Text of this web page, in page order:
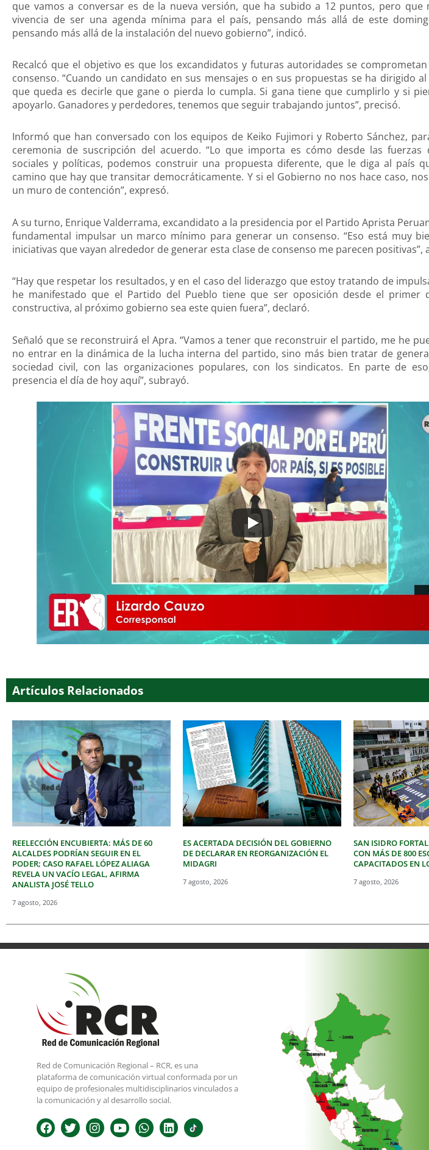
que vamos a conversar es de la nueva versión, que ha subido a 12 puntos, pero que
vivencia de ser una agenda mínima para el país, pensando más allá de este
pensando más allá de la instalación del nuevo gobierno”, indicó.
Recalcó que el objetivo es que los excandidatos y futuras autoridades se
consenso. “Cuando un candidato en sus mensajes o en sus propuestas se ha dirigido
que queda es decirle que gane o pierda lo cumpla. Si gana tiene que cumplirlo y si
apoyarlo. Ganadores y perdedores, tenemos que seguir trabajando juntos”, precisó.
Informó que han conversado con los equipos de Keiko Fujimori y Roberto Sánchez,
ceremonia de suscripción del acuerdo. “Lo que importa es cómo desde las fuerzas
sociales y políticas, podemos construir una propuesta diferente, que le diga al país
camino que hay que transitar democráticamente. Y si el Gobierno no nos hace caso,
un muro de contención”, expresó.
A su turno, Enrique Valderrama, excandidato a la presidencia por el Partido Aprista
fundamental impulsar un marco mínimo para generar un consenso. “Eso está muy
iniciativas que vayan alrededor de generar esta clase de consenso me parecen positivas”,
“Hay que respetar los resultados, y en el caso del liderazgo que estoy tratando de
he manifestado que el Partido del Pueblo tiene que ser oposición desde el primer
constructiva, al próximo gobierno sea este quien fuera”, declaró.
Señaló que se reconstruirá el Apra. “Vamos a tener que reconstruir el partido, me he
no entrar en la dinámica de la lucha interna del partido, sino más bien tratar de
sociedad civil, con las organizaciones populares, con los sindicatos. En parte de
presencia el día de hoy aquí”, subrayó.
Artículos Relacionados
REELECCIÓN ENCUBIERTA: MÁS DE 60
ALCALDES PODRÍAN SEGUIR EN EL
PODER; CASO RAFAEL LÓPEZ ALIAGA
REVELA UN VACÍO LEGAL, AFIRMA
ANALISTA JOSÉ TELLO
7 agosto, 2026
ES ACERTADA DECISIÓN DEL GOBIERNO
DE DECLARAR EN REORGANIZACIÓN EL
MIDAGRI
7 agosto, 2026
SAN ISIDRO
CON MÁS DE 800
CAPACITADOS EN
7 agosto, 2026
Red de Comunicación Regional – RCR, es una
plataforma de comunicación virtual conformada por un
equipo de profesionales multidisciplinarios vinculados a
la comunicación y al desarrollo social.